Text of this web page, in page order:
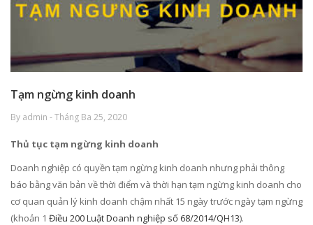
Tạm ngừng kinh doanh
By admin - Tháng Ba 25, 2020
Thủ tục tạm ngừng kinh doanh
Doanh nghiệp có quyền tạm ngừng kinh doanh nhưng phải thông
báo bằng văn bản về thời điểm và thời hạn tạm ngừng kinh doanh cho
cơ quan quản lý kinh doanh chậm nhất 15 ngày trước ngày tạm ngừng
(khoản 1 Điều 200 Luật Doanh nghiệp số 68/2014/QH13).